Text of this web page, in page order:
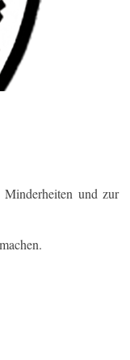
und zur